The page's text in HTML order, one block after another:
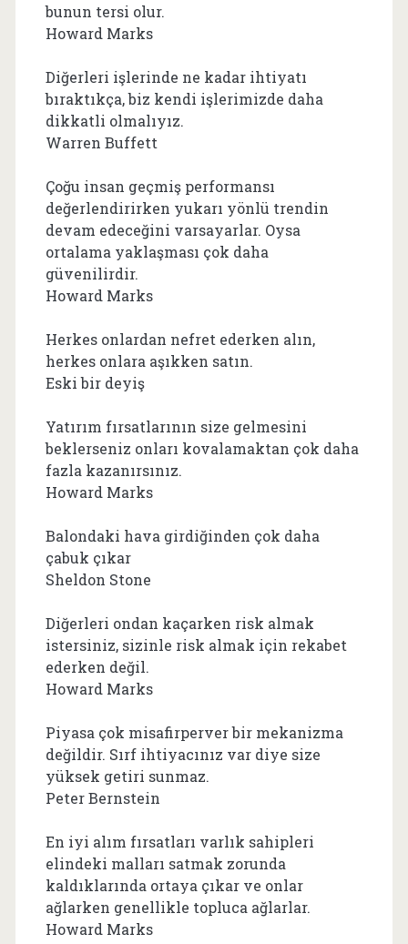
bunun tersi olur.
Howard Marks
Diğerleri işlerinde ne kadar ihtiyatı
bıraktıkça, biz kendi işlerimizde daha
dikkatli olmalıyız.
Warren Buffett
Çoğu insan geçmiş performansı
değerlendirirken yukarı yönlü trendin
devam edeceğini varsayarlar. Oysa
ortalama yaklaşması çok daha
güvenilirdir.
Howard Marks
Herkes onlardan nefret ederken alın,
herkes onlara aşıkken satın.
Eski bir deyiş
Yatırım fırsatlarının size gelmesini
beklerseniz onları kovalamaktan çok daha
fazla kazanırsınız.
Howard Marks
Balondaki hava girdiğinden çok daha
çabuk çıkar
Sheldon Stone
Diğerleri ondan kaçarken risk almak
istersiniz, sizinle risk almak için rekabet
ederken değil.
Howard Marks
Piyasa çok misafirperver bir mekanizma
değildir. Sırf ihtiyacınız var diye size
yüksek getiri sunmaz.
Peter Bernstein
En iyi alım fırsatları varlık sahipleri
elindeki malları satmak zorunda
kaldıklarında ortaya çıkar ve onlar
ağlarken genellikle topluca ağlarlar.
Howard Marks